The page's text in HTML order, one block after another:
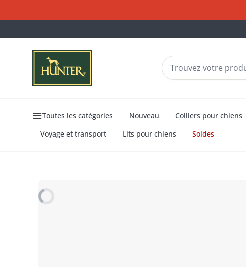
Toutes les catégories Nouveau Colliers pour chiens
Voyage et transport
Lits pour chiens Soldes